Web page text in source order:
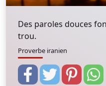
Des paroles douces
trou.
Proverbe iranien